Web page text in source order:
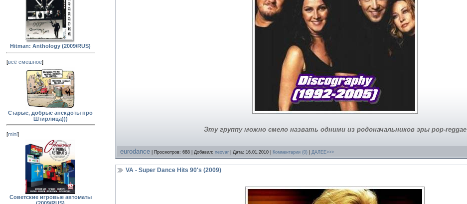
Hitman: Anthology (2009/RUS)
[всё смешное]
Старые, добрые анекдоты про
Штирлица)))
[mini]
Советские игровые автоматы
Эту группу можно смело назвать одними из родоначальников эры pop-reggae
eurodance | Просмотров: 688 | Добавил: neovar | Дата: 16.01.2010 Комментарии (0) ДАЛЕЕ>>>
VA - Super Dance Hits 90's (2009)